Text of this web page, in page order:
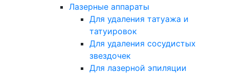
Лазерные аппараты
Для удаления татуажа и
татуировок
Для удаления сосудистых
звездочек
Для лазерной эпиляции